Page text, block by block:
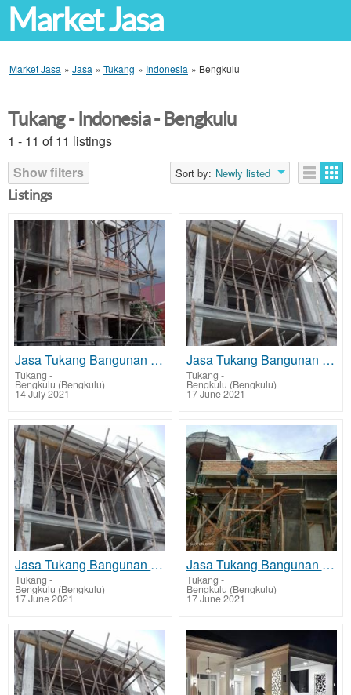
Market Jasa
Market Jasa » Jasa » Tukang » Indonesia » Bengkulu
Tukang - Indonesia - Bengkulu
1 - 11 of 11 listings
Show filters
Sort by: Newly listed
Listings
Jasa Tukang Bangunan Bengkulu 0823 3737 0460
Tukang -
Bengkulu (Bengkulu)
14 July 2021
Jasa Tukang Bangunan Kota Bengkulu
Tukang -
Bengkulu (Bengkulu)
17 June 2021
Jasa Tukang Bangunan di Muara Bangka Hulu
Tukang -
Bengkulu (Bengkulu)
17 June 2021
Jasa Tukang Bangunan di Selebar
Tukang -
Bengkulu (Bengkulu)
17 June 2021